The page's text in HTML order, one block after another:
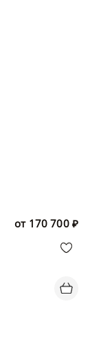
от 170 700 ₽